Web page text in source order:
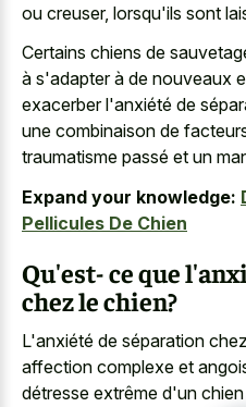
ou creuser, lorsqu'ils sont
Certains chiens de
à s'adapter à de nouveaux
exacerber l'anxiété de
une combinaison de
traumatisme passé et un
Expand your knowledge:
Pellicules De Chien
Qu'est- ce que
chez le chien?
L'anxiété de séparation
affection complexe et
détresse extrême d'un